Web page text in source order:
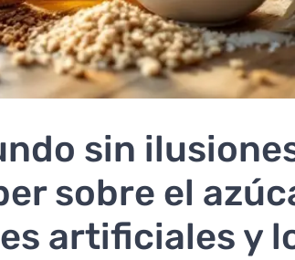
sin
sobre el
artificiales y